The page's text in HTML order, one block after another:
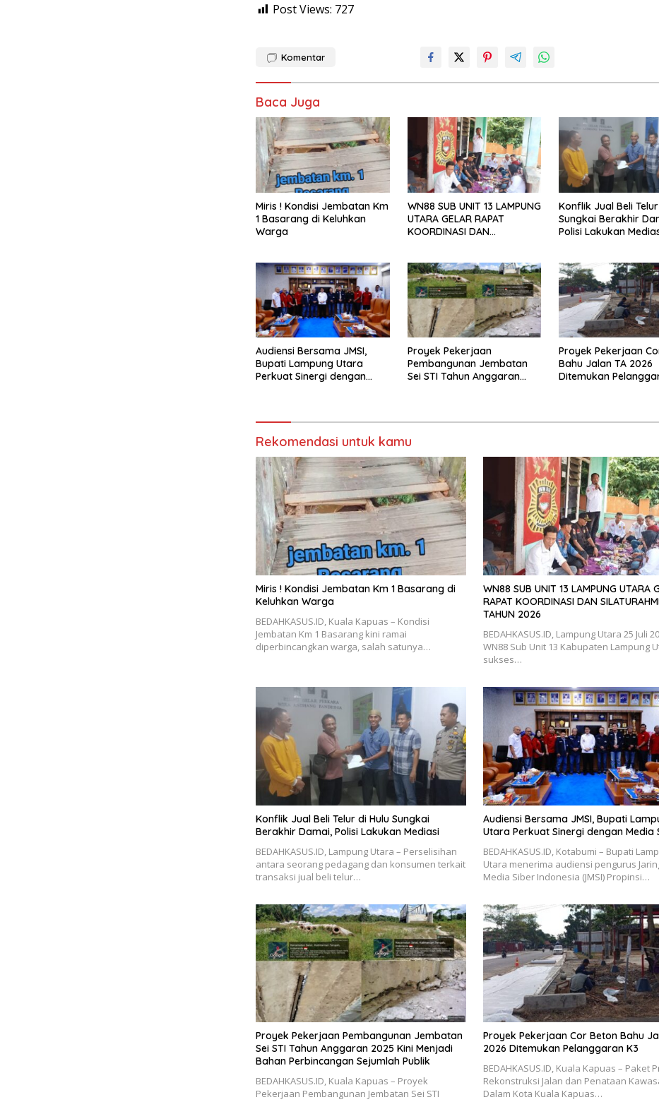
Post Views: 727
Komentar
Baca Juga
Miris ! Kondisi Jembatan Km
1 Basarang di Keluhkan
Warga
WN88 SUB UNIT 13 LAMPUNG
UTARA GELAR RAPAT
KOORDINASI DAN
Konflik Jual Beli
Sungkai Berakhir
Polisi Lakukan
Audiensi Bersama JMSI,
Bupati Lampung Utara
Perkuat Sinergi dengan
Proyek Pekerjaan
Pembangunan Jembatan
Sei STI Tahun Anggaran
Proyek Pekerjaan
Bahu Jalan TA 2026
Ditemukan
Rekomendasi untuk kamu
Miris ! Kondisi Jembatan Km 1 Basarang di
Keluhkan Warga
BEDAHKASUS.ID, Kuala Kapuas – Kondisi
Jembatan Km 1 Basarang kini ramai
diperbincangkan warga, salah satunya…
WN88 SUB UNIT 13 LAMPUNG UTARA
RAPAT KOORDINASI DAN
TAHUN 2026
BEDAHKASUS.ID, Lampung Utara 25 Juli
WN88 Sub Unit 13 Kabupaten Lampung
sukses…
Konflik Jual Beli Telur di Hulu Sungkai
Berakhir Damai, Polisi Lakukan Mediasi
BEDAHKASUS.ID, Lampung Utara – Perselisihan
antara seorang pedagang dan konsumen terkait
transaksi jual beli telur…
Audiensi Bersama JMSI, Bupati
Utara Perkuat Sinergi dengan Media
BEDAHKASUS.ID, Kotabumi – Bupati
Utara menerima audiensi pengurus
Media Siber Indonesia (JMSI) Propinsi…
Proyek Pekerjaan Pembangunan Jembatan
Sei STI Tahun Anggaran 2025 Kini Menjadi
Bahan Perbincangan Sejumlah Publik
BEDAHKASUS.ID, Kuala Kapuas – Proyek
Pekerjaan Pembangunan Jembatan Sei STI
Proyek Pekerjaan Cor Beton Bahu
2026 Ditemukan Pelanggaran K3
BEDAHKASUS.ID, Kuala Kapuas – Paket
Rekonstruksi Jalan dan Penataan
Dalam Kota Kuala Kapuas…